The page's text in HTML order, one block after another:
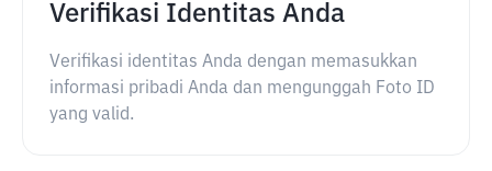
Verifikasi Identitas Anda
Verifikasi identitas Anda dengan memasukkan
informasi pribadi Anda dan mengunggah Foto ID
yang valid.